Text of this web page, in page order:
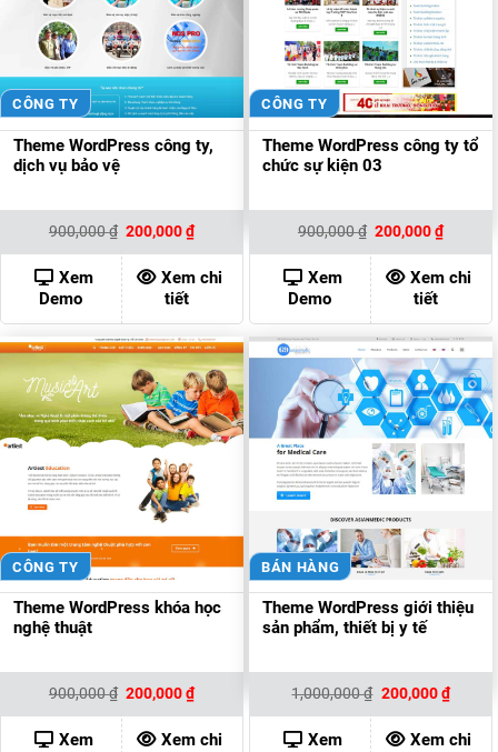
CÔNG TY
Theme WordPress công ty,
dịch vụ bảo vệ
900,000₫ Giá
là:
900,000 ₫.
200,000₫Giá
hiện
tại
là:
200,000 ₫.
Xem
Demo
Xem chi
tiết
CÔNG TY
Theme WordPress công ty tổ
chức sự kiện 03
900,000₫ Giá
là:
900,000 ₫.
200,000₫Giá
hiện
tại
là:
Xem
Demo
Xem chi
tiết
CÔNG TY
Theme WordPress khóa học
nghệ thuật
900,000₫ Giá
là:
900,000 ₫.
200,000₫Giá
hiện
tại
là:
Xem
Xem chi
BÁN HÀNG
Theme WordPress giới thiệu
sản phẩm, thiết bị y tế
1,000,000₫ Giá
là:
1,000,000 ₫.
200,000₫Giá
hiện
tại
là:
Xem
Xem chi